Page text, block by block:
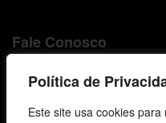
Política de
Este site usa cookies
Fale Conosco
E-mails
comunicacao@cebi.org.br